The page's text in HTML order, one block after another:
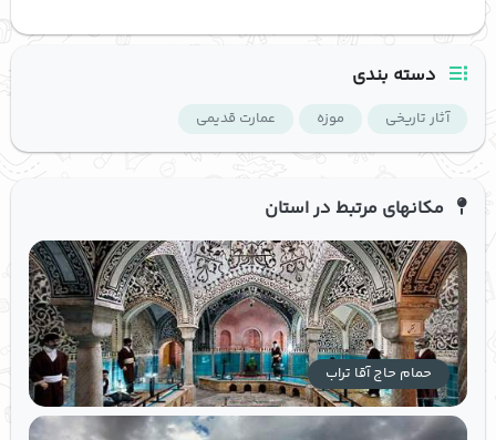
دسته بندی
آثار تاریخی موزه عمارت قدیمی
مکانهای مرتبط در استان
حمام حاج آقا تراب